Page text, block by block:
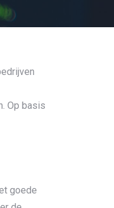
Op basis
goede